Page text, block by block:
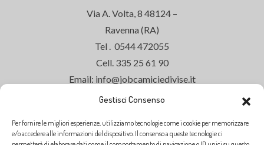
Gestisci Consenso
Per fornire le migliori esperienze, utilizziamo tecnologie come i cookie per memorizzare
e/o accedere alle informazioni del dispositivo. Il consenso a queste tecnologie ci
Via A. Volta, 8 48124 –
Ravenna (RA)
Tel . 0544 472055
Cell. 335 25 61 90
Email: info@jobcamiciedivise.it
ORARI DI APERTURA